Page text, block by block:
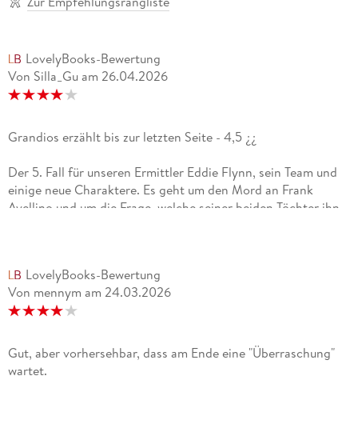
LovelyBooks-Bewertung
Von Silla_Gu am 26.04.2026
Grandios erzählt bis zur letzten Seite - 4,5 ¿¿
Der 5. Fall für unseren Ermittler Eddie Flynn, sein Team und
einige neue Charaktere. Es geht um den Mord an Frank
Avellino und um die Frage, welche seiner beiden Töchter ihn
am Mord.Wir erleben die Story aus Sicht von Eddie, von Kate
und aus der Sicht der Mörderin, die nur Sie genannt wird.
Dabei geht es neben der Aufklärung des Falles auch um Kates
noch in einer Kanzlei arbeitet, bei der man deutlich die
Geringschätzung und sexistischen Einstellungen der
LovelyBooks-Bewertung
Von mennym am 24.03.2026
Gut, aber vorhersehbar, dass am Ende eine "Überraschung"
wartet.